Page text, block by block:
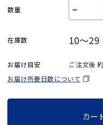
数量 －
在庫数 10～29
お届け目安 ご注文後 約
お届け所要日数について
カー